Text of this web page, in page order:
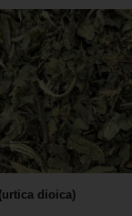
dioica)